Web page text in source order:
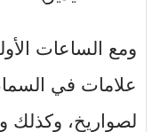
ومع الساعات
علامات في
لصواريخ، وكذلك